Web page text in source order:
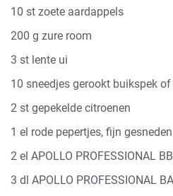
10 st zoete aardappels
200 g zure room
3 st lente ui
10 sneedjes gerookt buikspek
2 st gepekelde citroenen
1 el rode pepertjes, fijn gesneden
2 el APOLLO PROFESSIONAL
3 dl APOLLO PROFESSIONAL